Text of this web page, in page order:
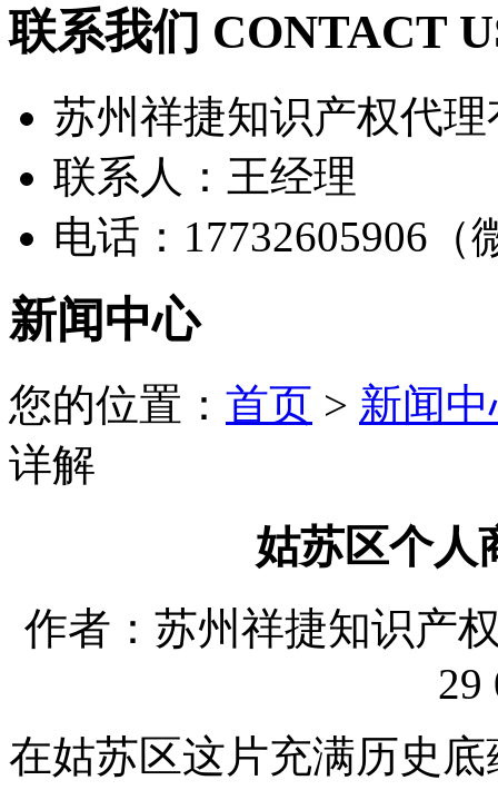
联系我们 CONTACT
苏州祥捷知识产权代
联系人：王经理
电话：17732605906（
新闻中心
您的位置： 首页 > 新闻
详解
姑苏区个人
作者：苏州祥捷知识产
29
在姑苏区这片充满历史